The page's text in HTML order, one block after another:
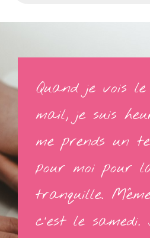
Quand je vois
mail, je suis
me prends un
pour moi pour
tranquille.
c'est le samedi.